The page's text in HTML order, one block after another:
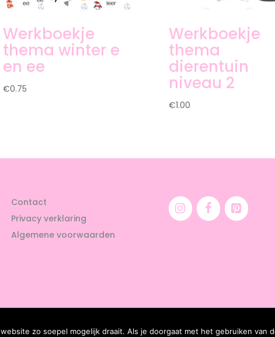
Werkboekje
thema winter e
en ee
€0.75
Werkboekje
thema
dierentuin
niveau 2
€1.00
Contact
Privacy verklaring
Algemene voorwaarden
zo soepel mogelijk draait. Als je doorgaat met het gebruiken van